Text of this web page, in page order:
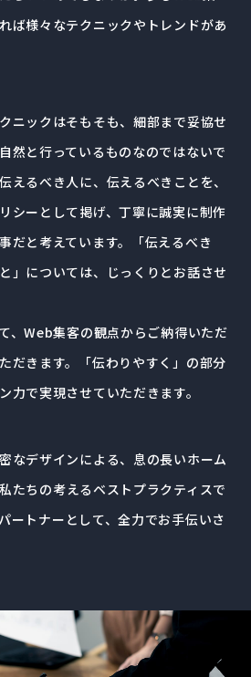
ば様々なテクニックやトレンドがあ
ニックはそもそも、細部まで妥協せ
然と行っているものなのではないで
えるべき人に、伝えるべきことを、
シーとして掲げ、丁寧に誠実に制作
だと考えています。
「伝えるべき
」については、じっくりとお話させ
、Web集客の観点からご納得いただ
だきます。
「伝わりやすく」の部分
力で実現させていただきます。
なデザインによる、息の長いホーム
たちの考えるベストプラクティスで
ートナーとして、全力でお手伝いさ